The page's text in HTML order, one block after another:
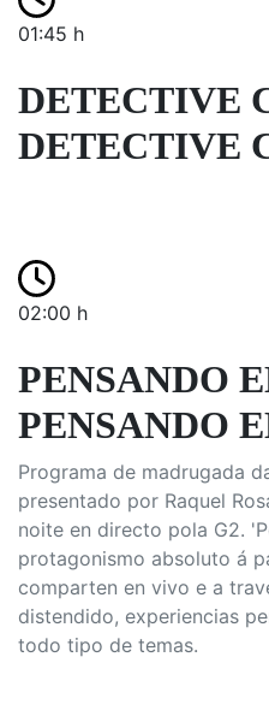
01:45 h
DETECTIVE
DETECTIVE
02:00 h
PENSANDO
PENSANDO
Programa de madrugada
presentado por Raquel
noite en directo pola G2.
protagonismo absoluto á
comparten en vivo e a
distendido, experiencias
todo tipo de temas.